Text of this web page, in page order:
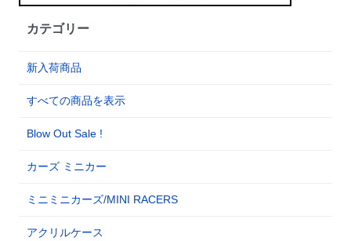
カテゴリー
新入荷商品
すべての商品を表示
Blow Out Sale !
カーズ ミニカー
ミニミニカーズ/MINI RACERS
アクリルケース